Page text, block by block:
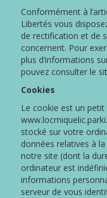
Conformément à
Libertés vous
de rectification et de
concernent. Pour
plus d’informations
pouvez consulter le
Cookies
Le cookie est un
stocké sur votre
données relatives à
notre site (dont la
ordinateur est
informations
serveur de vous